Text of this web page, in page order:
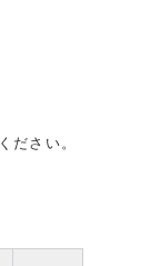
ださい。